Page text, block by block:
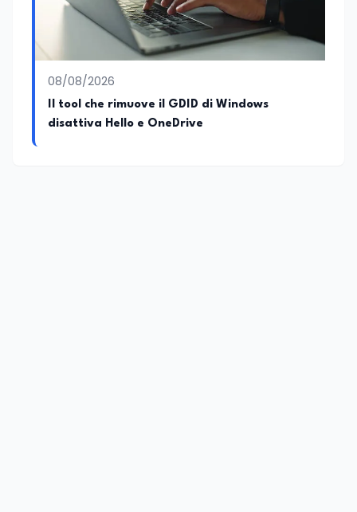
08/08/2026
Il tool che rimuove il GDID di Windows
disattiva Hello e OneDrive